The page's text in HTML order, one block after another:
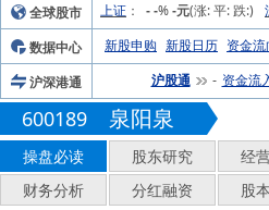
全球股市
上证 ： - -% -元(涨:平:跌:)
数据中心
新股申购 新股日历 资金流
沪深港通
沪股通 - 资金流
600189 泉阳泉
操盘必读
股东研究 经
财务分析
分红融资 股